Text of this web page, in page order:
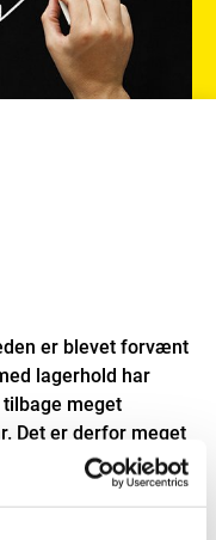
er blevet forvænt
lagerhold har
meget
Det er derfor meget
giver